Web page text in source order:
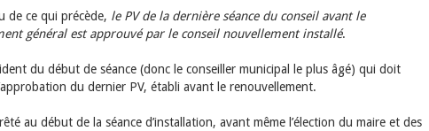
de ce qui précède, le PV de la dernière séance du conseil avant le
général est approuvé par le conseil nouvellement installé.
du début de séance (donc le conseiller municipal le plus âgé) qui doit
du dernier PV, établi avant le renouvellement.
au début de la séance d’installation, avant même l’élection du maire et des